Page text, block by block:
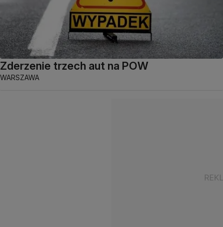
Zderzenie trzech aut na POW
WARSZAWA